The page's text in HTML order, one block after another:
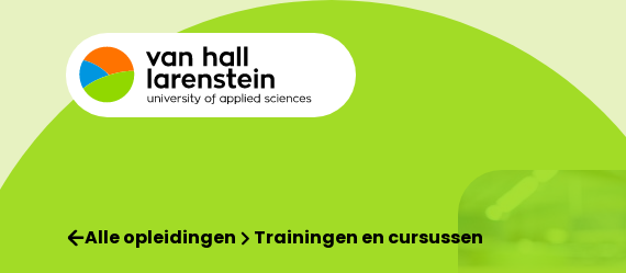
Alle opleidingen Trainingen en cursussen